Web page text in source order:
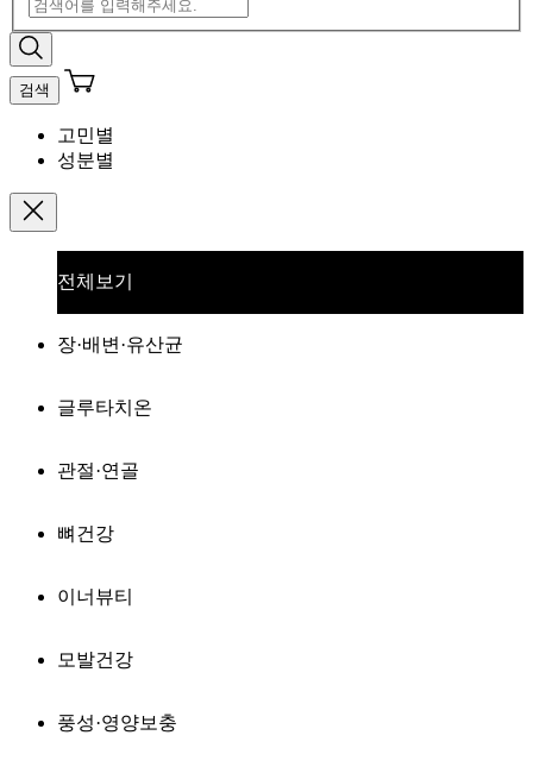
검색
고민별
성분별
전체보기
장·배변·유산균
글루타치온
관절·연골
뼈건강
이너뷰티
모발건강
풍성·영양보충